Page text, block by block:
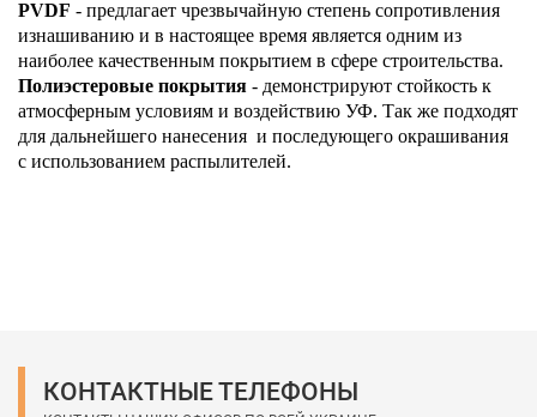
PVDF - предлагает чрезвычайную степень сопротивления
изнашиванию и в настоящее время является одним из
наиболее качественным покрытием в сфере строительства.
Полиэстеровые покрытия - демонстрируют стойкость к
атмосферным условиям и воздействию УФ. Так же подходят
для дальнейшего нанесения и последующего окрашивания
с использованием распылителей.
КОНТАКТНЫЕ ТЕЛЕФОНЫ